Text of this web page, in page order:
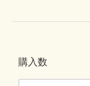
購入数